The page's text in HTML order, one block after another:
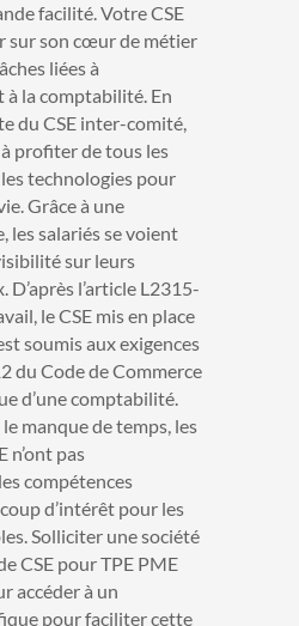
facilité. Votre CSE
sur son cœur de métier
liées à
à la comptabilité. En
du CSE inter-comité,
profiter de tous les
technologies pour
Grâce à une
les salariés se voient
sur leurs
D’après l’article L2315-
le CSE mis en place
soumis aux exigences
du Code de Commerce
d’une comptabilité.
manque de temps, les
n’ont pas
compétences
d’intérêt pour les
Solliciter une société
CSE pour TPE PME
accéder à un
pour faciliter cette